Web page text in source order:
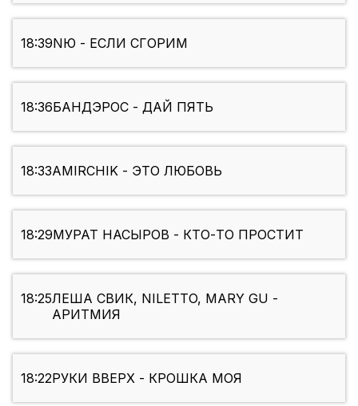
18:39NЮ - ЕСЛИ СГОРИМ
18:36БАНДЭРОС - ДАЙ ПЯТЬ
18:33AMIRCHIK - ЭТО ЛЮБОВЬ
18:29МУРАТ НАСЫРОВ - КТО-ТО ПРОСТИТ
18:25ЛЕША СВИК, NILETTO, MARY GU -
АРИТМИЯ
18:22РУКИ ВВЕРХ - КРОШКА МОЯ